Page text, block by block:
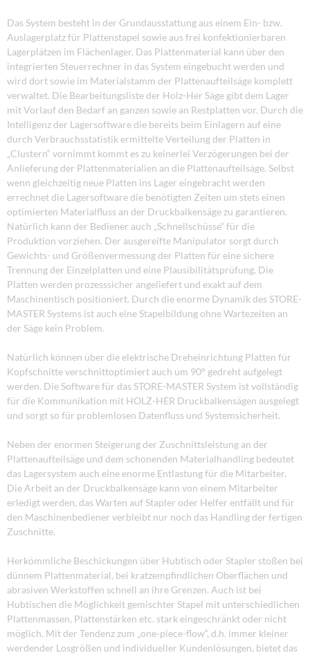
Das System besteht in der Grundausstattung aus einem Ein- bzw.
Auslagerplatz für Plattenstapel sowie aus frei konfektionierbaren
Lagerplätzen im Flächenlager. Das Plattenmaterial kann über den
integrierten Steuerrechner in das System eingebucht werden und
wird dort sowie im Materialstamm der Plattenaufteilsäge komplett
verwaltet. Die Bearbeitungsliste der Holz-Her Säge gibt dem Lager
mit Vorlauf den Bedarf an ganzen sowie an Restplatten vor. Durch die
Intelligenz der Lagersoftware die bereits beim Einlagern auf eine
durch Verbrauchsstatistik ermittelte Verteilung der Platten in
„Clustern“ vornimmt kommt es zu keinerlei Verzögerungen bei der
Anlieferung der Plattenmaterialien an die Plattenaufteilsäge. Selbst
wenn gleichzeitig neue Platten ins Lager eingebracht werden
errechnet die Lagersoftware die benötigten Zeiten um stets einen
optimierten Materialfluss an der Druckbalkensäge zu garantieren.
Natürlich kann der Bediener auch „Schnellschüsse“ für die
Produktion vorziehen. Der ausgereifte Manipulator sorgt durch
Gewichts- und Größenvermessung der Platten für eine sichere
Trennung der Einzelplatten und eine Plausibilitätsprüfung. Die
Platten werden prozesssicher angeliefert und exakt auf dem
Maschinentisch positioniert. Durch die enorme Dynamik des STORE-
MASTER Systems ist auch eine Stapelbildung ohne Wartezeiten an
der Säge kein Problem.
Natürlich können über die elektrische Dreheinrichtung Platten für
Kopfschnitte verschnittoptimiert auch um 90° gedreht aufgelegt
werden. Die Software für das STORE-MASTER System ist vollständig
für die Kommunikation mit HOLZ-HER Druckbalkensägen ausgelegt
und sorgt so für problemlosen Datenfluss und Systemsicherheit.
Neben der enormen Steigerung der Zuschnittsleistung an der
Plattenaufteilsäge und dem schonenden Materialhandling bedeutet
das Lagersystem auch eine enorme Entlastung für die Mitarbeiter.
Die Arbeit an der Druckbalkensäge kann von einem Mitarbeiter
erledigt werden, das Warten auf Stapler oder Helfer entfällt und für
den Maschinenbediener verbleibt nur noch das Handling der fertigen
Zuschnitte.
Herkömmliche Beschickungen über Hubtisch oder Stapler stoßen bei
dünnem Plattenmaterial, bei kratzempfindlichen Oberflächen und
abrasiven Werkstoffen schnell an ihre Grenzen. Auch ist bei
Hubtischen die Möglichkeit gemischter Stapel mit unterschiedlichen
Plattenmassen, Plattenstärken etc. stark eingeschränkt oder nicht
möglich. Mit der Tendenz zum „one-piece-flow“, d.h. immer kleiner
werdender Losgrößen und individueller Kundenlösungen, bietet das